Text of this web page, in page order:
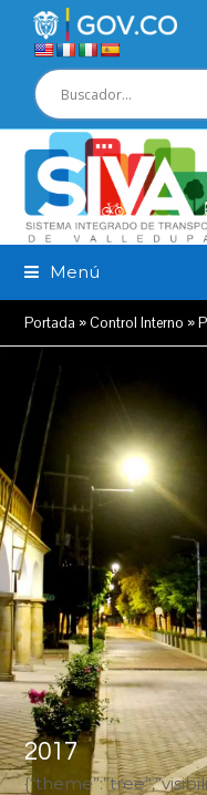
Menú
Portada »Control Interno »
2017